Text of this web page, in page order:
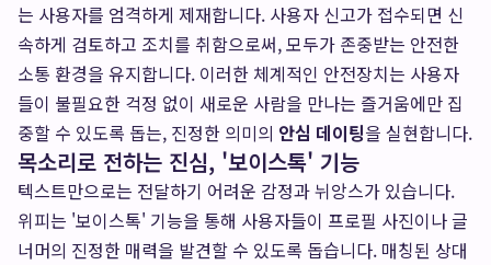
는 사용자를 엄격하게 제재합니다. 사용자 신고가 접수되면 신
속하게 검토하고 조치를 취함으로써, 모두가 존중받는 안전한
소통 환경을 유지합니다. 이러한 체계적인 안전장치는 사용자
들이 불필요한 걱정 없이 새로운 사람을 만나는 즐거움에만 집
중할 수 있도록 돕는, 진정한 의미의 안심 데이팅을 실현합니다.
목소리로 전하는 진심, '보이스톡' 기능
텍스트만으로는 전달하기 어려운 감정과 뉘앙스가 있습니다.
위피는 '보이스톡' 기능을 통해 사용자들이 프로필 사진이나 글
너머의 진정한 매력을 발견할 수 있도록 돕습니다. 매칭된 상대